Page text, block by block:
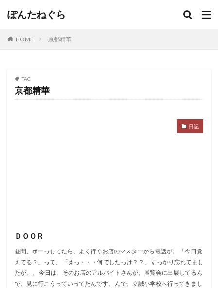
ぽんたねぐら
HOME 京都精華
TAG
京都精華
日記
ＤＯＯＲ
昼間、ボーっしてたら、よく行くお店のマスターから電話が。 「今日覚
えてる？」って、 「えっ・・・何でしたっけ？？」 すっかり忘れてまし
たが。。 今日は、そのお店のアルバイトさんが、展覧会に出展してるん
で、見に行こうっていってたんです。 んで、立誠小学校へ行ってきまし